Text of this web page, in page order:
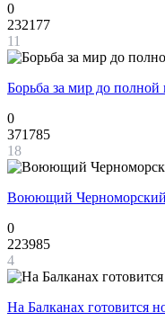
0
232177
11
Борьба за мир до полной
0
371785
18
Воюющий Черноморский
0
223985
4
На Балканах готовится